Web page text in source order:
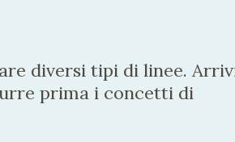
diversi tipi di linee.
prima i concetti di